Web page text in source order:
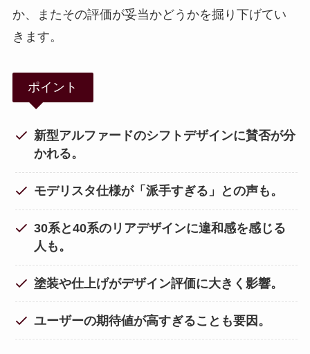
か、またその評価が妥当かどうかを掘り下げてい
きます。
ポイント
新型アルファードのシフトデザインに賛否が分
かれる。
モデリスタ仕様が「派手すぎる」との声も。
30系と40系のリアデザインに違和感を感じる
人も。
塗装や仕上げがデザイン評価に大きく影響。
ユーザーの期待値が高すぎることも要因。